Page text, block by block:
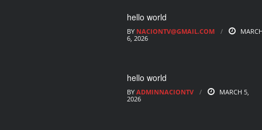
hello world
BY NACIONTV@GMAIL.COM
6, 2026
hello world
BY ADMINNACIONTV
MARCH 5,
2026